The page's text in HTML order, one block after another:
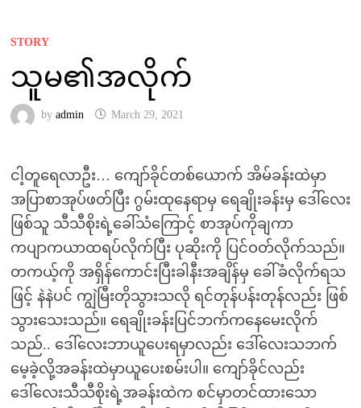
STORY
သူမ၏အလိုက်
by admin March 29, 2021
ငါ့တူရေလာဦး… ကျော်ခိုင်တစ်ယောက် အိမ်ခန်းထဲမှာ
အပြာစာအုပ်ဖတ်ပြီး ဂွမ်းထုနေရာမှ ရေချိုးခန်းမှ ဒေါ်လေး
ဖြစ်သူ သီသီစိုးရဲ့ခေါ်သံကြောင့် စာအုပ်ကိုချကာ
ကပျာကယာထရပ်လိုက်ပြီး ပုဆိုးကို ပြင်ဝတ်လိုက်သည်။
တကယ့်ကို အရှိန်ကောင်းပြီးခါနီးအချိန်မှ ခေါ်ခံလိုက်ရသ
ဖြင့် နဲနဲပင် ကျွဲမြီးတိုသွားသလို ရင်တုန်ပန်းတုန်လည်း ဖြစ်
သွားသေးသည်။ ရေချိုးခန်းပြင်ဘက်ကနေမေးလိုက်
သည်.. ဒေါ်လေးဘာယူပေးရမှာလည်း ဒေါ်လေးသဘက်
မေ့ခဲ့လို့အခန်းထဲမှာယူပေးစမ်းပါ။ ကျော်ခိုင်လည်း
ဒေါ်လေးသီသီစိုးရဲ့အခန်းထဲက စင်မှာတင်ထားသော